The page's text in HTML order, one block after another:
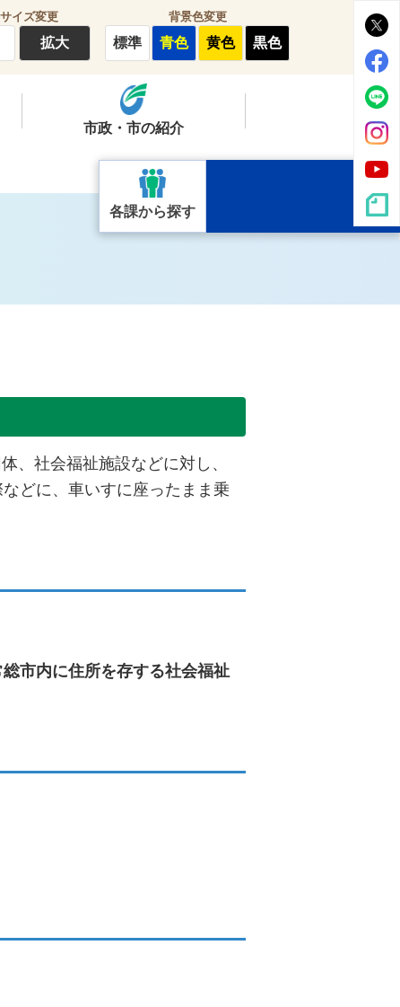
イズ変更
拡大
背景色変更
標準 青色 黄色 黒色
市政・市の紹介
各課から探す
、社会福祉施設などに対し、
どに、車いすに座ったまま乗
がい者や高齢者
社会福祉
する場合
する場合